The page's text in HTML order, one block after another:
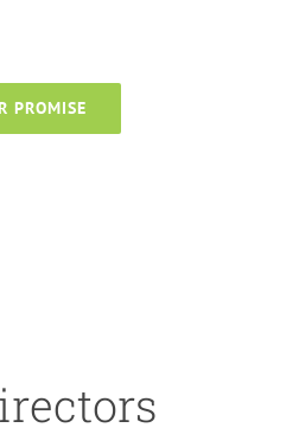
PROMISE